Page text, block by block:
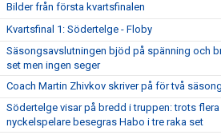
Bilder från första kvartsfinalen
Kvartsfinal 1: Södertelge - Floby
Säsongsavslutningen bjöd på spänning och
set men ingen seger
Coach Martin Zhivkov skriver på för två
Södertelge visar på bredd i truppen: trots
nyckelspelare besegras Habo i tre raka set